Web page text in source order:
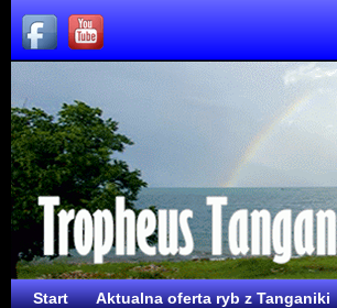
Start Aktualna oferta ryb z Tanganiki